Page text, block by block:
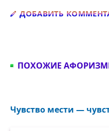
ДОБАВИТЬ
ПОХОЖИЕ
Чувство мести —